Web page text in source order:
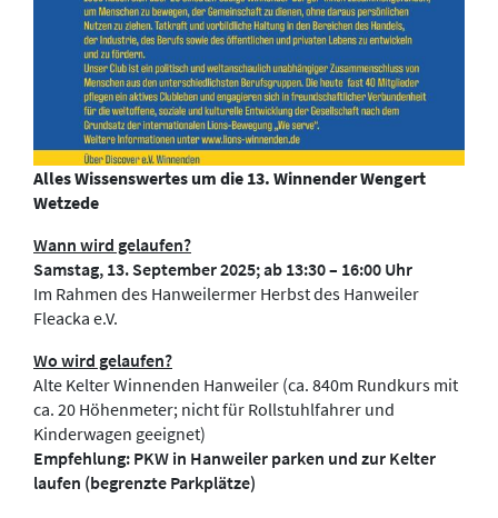
Alles Wissenswertes um die 13. Winnender Wengert
Wetzede
Wann wird gelaufen?
Samstag, 13. September 2025; ab 13:30 – 16:00 Uhr
Im Rahmen des Hanweilermer Herbst des Hanweiler
Fleacka e.V.
Wo wird gelaufen?
Alte Kelter Winnenden Hanweiler (ca. 840m Rundkurs mit
ca. 20 Höhenmeter; nicht für Rollstuhlfahrer und
Kinderwagen geeignet)
Empfehlung: PKW in Hanweiler parken und zur Kelter
laufen (begrenzte Parkplätze)